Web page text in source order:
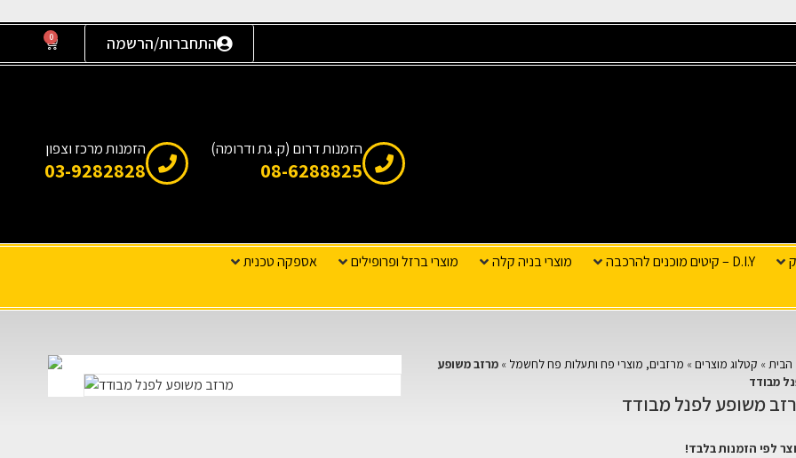
התחברות/הרשמה 0
הזמנות דרום (ק. גת ודרומה)
08-6288825
הזמנות מרכז וצפון
03-9282828
D.I.Y – קיטים מוכנים להרכבה מוצרי בניה קלה מוצרי ברזל ופרופילים
אספקה טכנית
הבית» קטלוג מוצרים» מרזבים, מוצרי פח ותעלות פח לחשמל » מרזב משופע
מבודד
משופע לפנל מבודד
לפי הזמנות בלבד!